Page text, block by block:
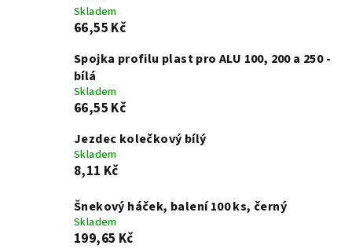
Skladem
66,55 Kč
Spojka profilu plast pro ALU 100, 200 a 250 -
bílá
Skladem
66,55 Kč
Jezdec kolečkový bílý
Skladem
8,11 Kč
Šnekový háček, balení 100 ks, černý
Skladem
199,65 Kč